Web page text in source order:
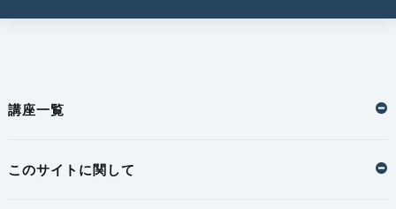
講座一覧
このサイトに関して